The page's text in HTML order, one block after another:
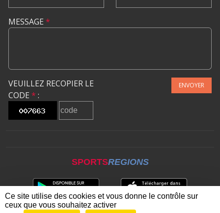
MESSAGE *
VEUILLEZ RECOPIER LE
CODE * :
ENVOYER
SPORTSREGIONS
Ce site utilise des cookies et vous donne le contrôle sur
ceux que vous souhaitez activer